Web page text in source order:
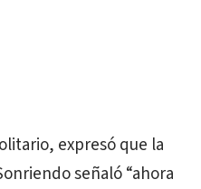
expresó que la
señaló “ahora